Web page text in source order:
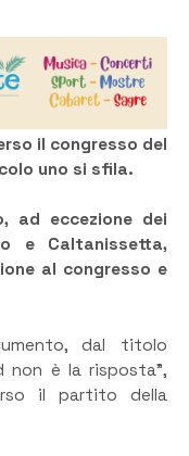
il congresso del
uno si sfila.
ad eccezione dei
e Caltanissetta,
al congresso e
dal titolo
non è la risposta”,
il partito della